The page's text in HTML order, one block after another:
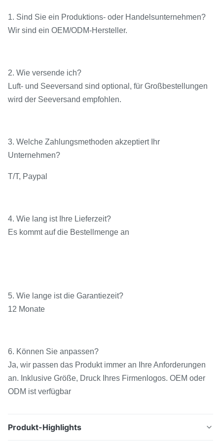
1. Sind Sie ein Produktions- oder Handelsunternehmen?
Wir sind ein OEM/ODM-Hersteller.
2. Wie versende ich?
Luft- und Seeversand sind optional, für Großbestellungen
wird der Seeversand empfohlen.
3. Welche Zahlungsmethoden akzeptiert Ihr
Unternehmen?
T/T, Paypal
4. Wie lang ist Ihre Lieferzeit?
Es kommt auf die Bestellmenge an
5. Wie lange ist die Garantiezeit?
12 Monate
6. Können Sie anpassen?
Ja, wir passen das Produkt immer an Ihre Anforderungen
an. Inklusive Größe, Druck Ihres Firmenlogos. OEM oder
ODM ist verfügbar
Produkt-Highlights